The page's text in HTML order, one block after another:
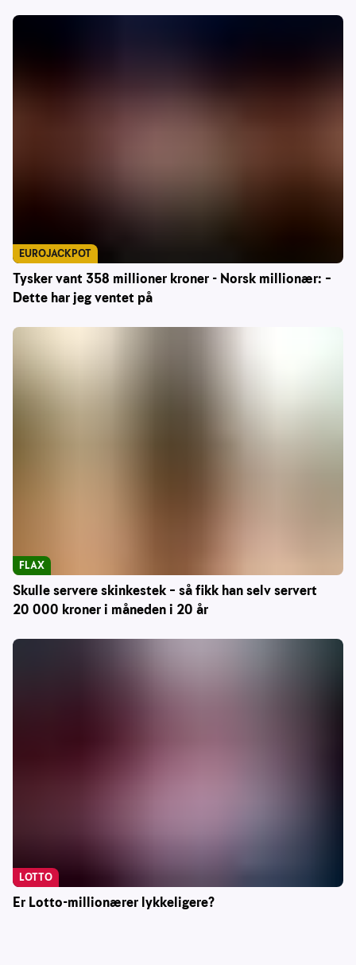
Tysker vant 358 millioner kroner - Norsk millionær: –
Dette har jeg ventet på
EUROJACKPOT
Skulle servere skinkestek – så fikk han selv servert
20 000 kroner i måneden i 20 år
FLAX
Er Lotto-millionærer lykkeligere?
LOTTO